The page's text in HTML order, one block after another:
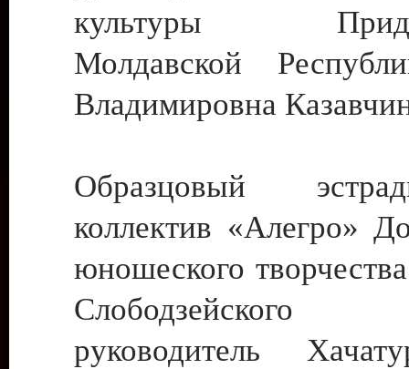
культуры
Молдавской
Владимировна
Образцовый
коллектив «Алегро»
юношеского
руководитель